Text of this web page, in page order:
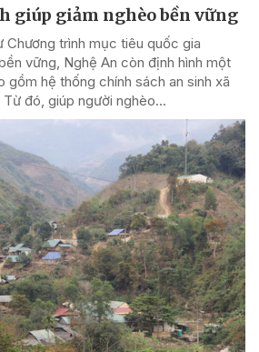
giúp giảm nghèo bền vững
Chương trình mục tiêu quốc gia
vững, Nghệ An còn định hình một
gồm hệ thống chính sách an sinh xã
đó, giúp người nghèo...